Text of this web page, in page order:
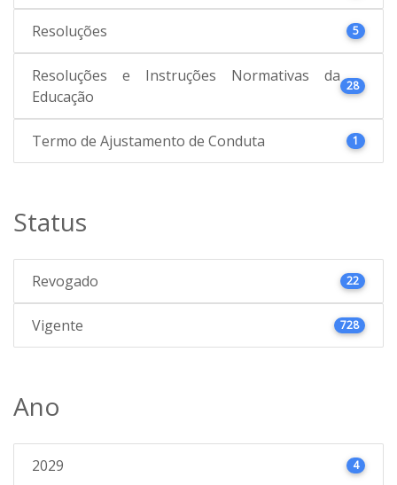
Resoluções 5
Resoluções e Instruções Normativas da
Educação
28
Termo de Ajustamento de Conduta 1
Status
Revogado 22
Vigente 728
Ano
2029 4